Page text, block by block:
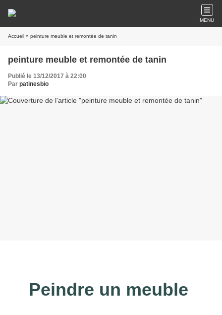
MENU
Accueil » peinture meuble et remontée de tanin
peinture meuble et remontée de tanin
Publié le 13/12/2017 à 22:00
Par patinesbio
Peindre un meuble